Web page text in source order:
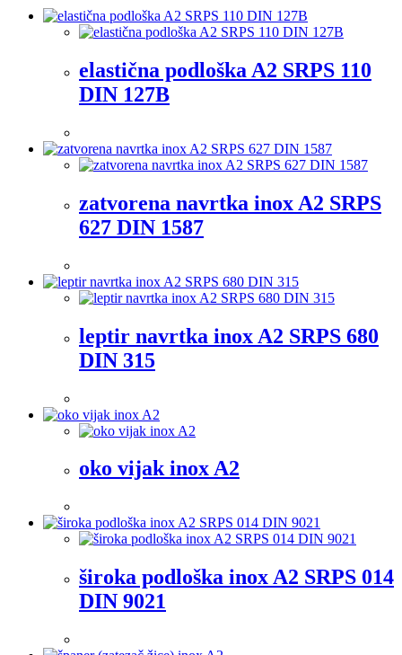
elastična podloška A2 SRPS 110
DIN 127B
zatvorena navrtka inox A2 SRPS
627 DIN 1587
leptir navrtka inox A2 SRPS 680
DIN 315
oko vijak inox A2
široka podloška inox A2 SRPS 014
DIN 9021